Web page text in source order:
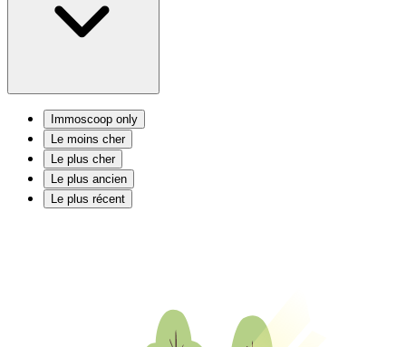
Immoscoop only
Le moins cher
Le plus cher
Le plus ancien
Le plus récent